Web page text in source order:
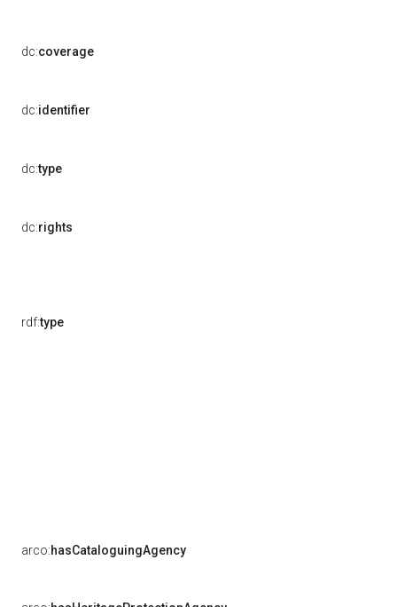
dc:coverage
dc:identifier
dc:type
dc:rights
rdf:type
arco:hasCataloguingAgency